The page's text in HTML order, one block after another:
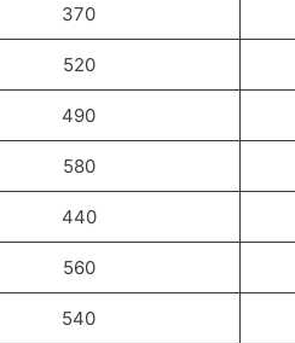
370
520
490
580
440
560
540